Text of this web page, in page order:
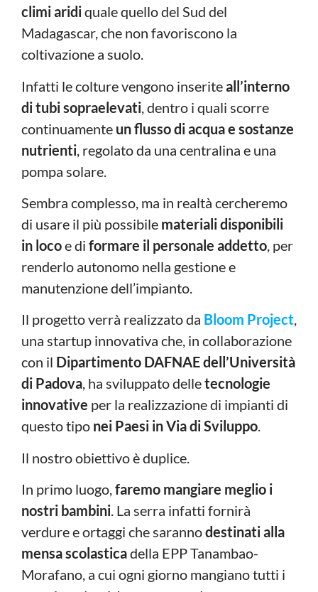
climi aridiquale quello del Sud del
Madagascar, che non favoriscono la
coltivazione a suolo.
Infatti le colture vengono inseriteall’interno
di tubi sopraelevati , dentro i quali scorre
continuamente un flusso di acqua e sostanze
nutrienti , regolato da una centralina e una
pompa solare.
Sembra complesso, ma in realtà cercheremo
di usare il più possibile materiali disponibili
in locoe di formare il personale addetto, per
renderlo autonomo nella gestione e
manutenzione dell’impianto.
Il progetto verrà realizzato da Bloom Project,
una startup innovativa che, in collaborazione
con il Dipartimento DAFNAE dell’Università
di Padova, ha sviluppato delletecnologie
innovative per la realizzazione di impianti di
questo tipo nei Paesi in Via di Sviluppo.
Il nostro obiettivo è duplice.
In primo luogo,faremo mangiare meglio i
nostri bambini. La serra infatti fornirà
verdure e ortaggi che sarannodestinati alla
mensa scolasticadella EPP Tanambao-
Morafano, a cui ogni giorno mangiano tutti i